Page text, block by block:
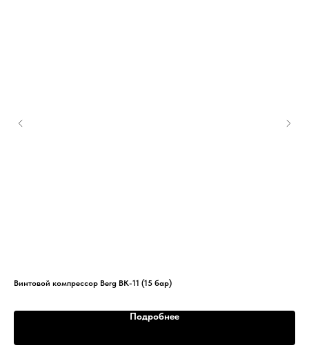
Винтовой компрессор Berg ВК-11 (15 бар)
Подробнее